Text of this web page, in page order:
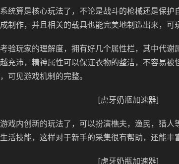
统算是核心玩法了，不论是战斗的枪械还是保护
制作，并且相关的载具也能完美地制造出来，可
验玩家的理解度，拥有好几个属性栏，其中代谢
充沛，精神属性可以保证衣物的整洁，不容易被
可见游戏机制的完整。
[虎牙奶瓶加速器]
戏内创新的玩法了，可以扮演樵夫，渔民，猎
活技能，这样对于新手的采集很有帮助，还能丰
[虎牙奶瓶加速器]